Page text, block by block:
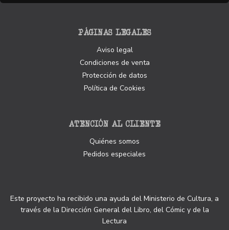
PÁGINAS LEGALES
Aviso legal
Condiciones de venta
Protección de datos
Política de Cookies
ATENCIÓN AL CLIENTE
Quiénes somos
Pedidos especiales
Este proyecto ha recibido una ayuda del Ministerio de Cultura, a
través de la Dirección General del Libro, del Cómic y de la
Lectura